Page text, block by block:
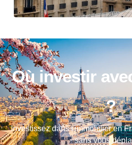
Où investir
?
Investissez dans l'immobilier en
sans vous